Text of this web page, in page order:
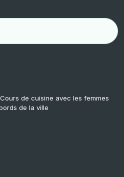
Cours de cuisine avec les femmes
de la ville